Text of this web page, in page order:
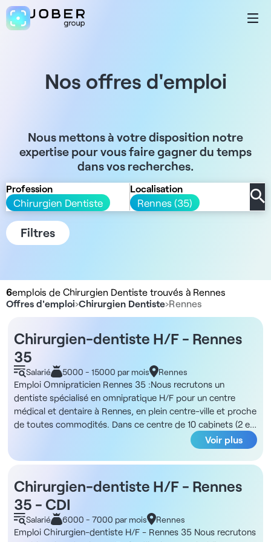
Nos offres d'emploi
Nous mettons à votre disposition notre
expertise pour vous faire gagner du temps
dans vos recherches.
Profession
Chirurgien Dentiste
Localisation
Rennes (35)
Filtres
6emplois de Chirurgien Dentiste trouvés à Rennes
Offres d'emploi›Chirurgien Dentiste›Rennes
Chirurgien-dentiste H/F - Rennes
35
Salarié 5000 - 15000 par mois Rennes
Emploi Omnipraticien Rennes 35 :Nous recrutons un
dentiste spécialisé en omnipratique H/F pour un centre
médical et dentaire à Rennes, en plein centre-ville et proche
de toutes commodités. Dans ce centre de 10 cabinets (2 en
médecine générale et 8 en dentaire) vous intégrerez une
équipe de professionnels impliqués et dynamiques et
bénéficierez d'excellentes conditions d'exercice. Vous
salle de chirurgie, assistante dentaire qualifiée, prise en
charge de toute la partie administrative. Pour votre
rémunération, vous aurez le choix entre une rémunération
évolutive (corrélée à votre CA journalier, jusqu'à 33%) ou fixe
Voir plus
Chirurgien-dentiste H/F - Rennes
35 - CDI
Salarié 6000 - 7000 par mois Rennes
Emploi Chirurgien-dentiste H/F - Rennes 35 Nous recrutons